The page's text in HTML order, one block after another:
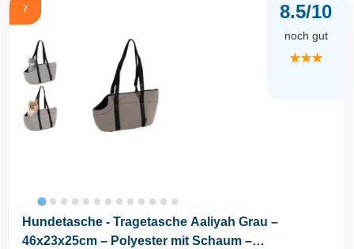
7 8.5/10
noch gut
★★★
Hundetasche - Tragetasche Aaliyah Grau –
46x23x25cm – Polyester mit Schaum –